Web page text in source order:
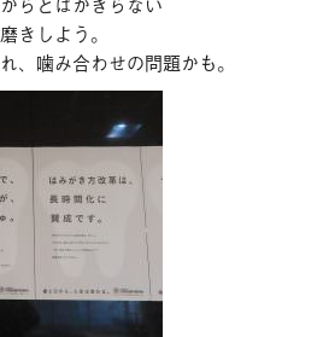
きしよう。
、噛み合わせの問題かも。